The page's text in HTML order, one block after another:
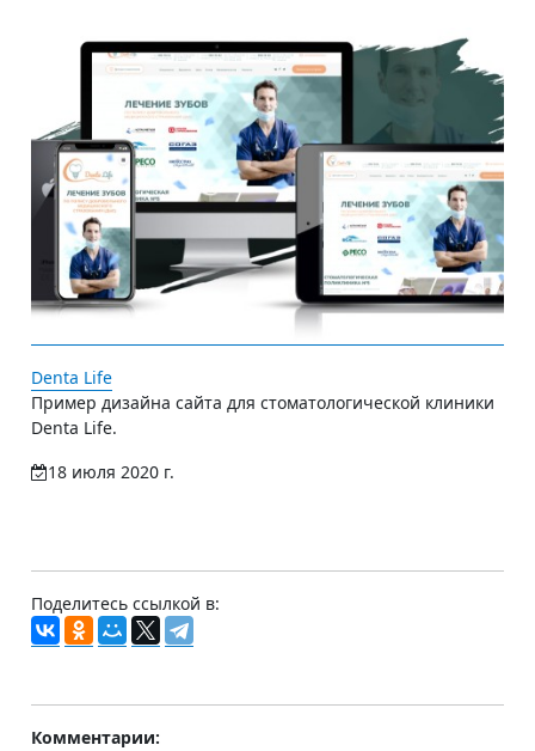
Denta Life
Пример дизайна сайта для стоматологической клиники
Denta Life.
18 июля 2020 г.
Поделитесь ссылкой в:
Комментарии: